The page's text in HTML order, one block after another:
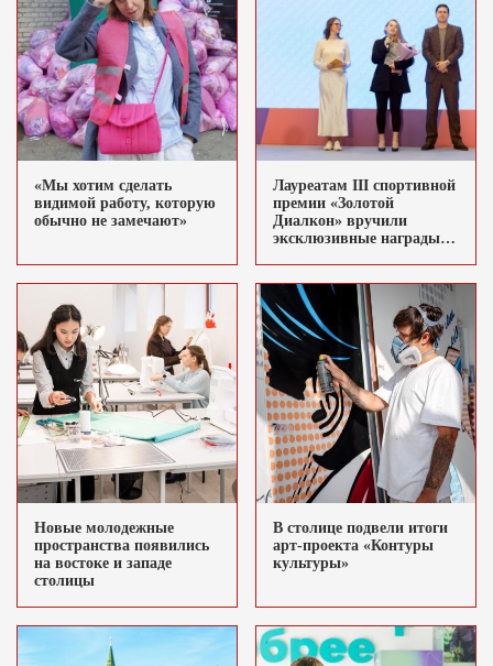
«Мы хотим сделать
видимой работу, которую
обычно не замечают»
Лауреатам III спортивной
премии «Золотой
Диалкон» вручили
эксклюзивные награды
Новые молодежные
пространства появились
на востоке и западе
столицы
В столице подвели итоги
арт-проекта «Контуры
культуры»